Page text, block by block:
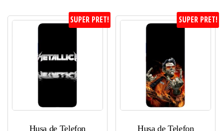
SUPER PRET!
Husa de Telefon
SUPER PRET!
Husa de Telefon